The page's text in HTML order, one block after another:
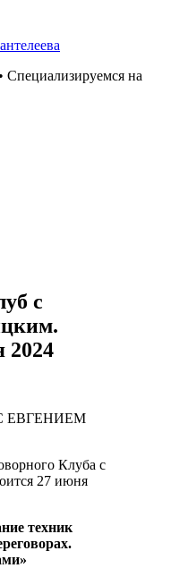
Специализируемся на
с
2024
ЕВГЕНИЕМ
Клуба с
27 июня
техник